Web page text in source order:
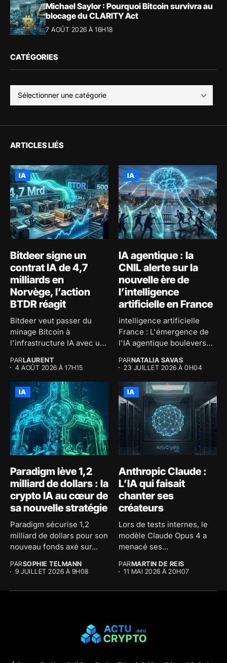
Michael Saylor : Pourquoi Bitcoin survivra au
blocage du CLARITY Act
7 AOÛT 2026 À 16H18
CATÉGORIES
ARTICLES LIÉS
IA
Bitdeer signe un
contrat IA de 4,7
milliards en
Norvège, l’action
BTDR réagit
Bitdeer veut passer du
minage Bitcoin à
l'infrastructure IA avec un
PARLAURENT
4 AOÛT 2026 À 17H15
IA
IA agentique : la
CNIL alerte sur la
nouvelle ère de
l’intelligence
artificielle en France
intelligence artificielle
France : L'émergence de
l'IA agentique bouleverse
technologique...
PARNATALIA SAVAS
23 JUILLET 2026 À 0H04
IA
Paradigm lève 1,2
milliard de dollars : la
crypto IA au cœur de
sa nouvelle stratégie
Paradigm sécurise 1,2
milliard de dollars pour son
nouveau fonds axé sur...
PARSOPHIE TELMANN
9 JUILLET 2026 À 9H08
IA
Anthropic Claude :
L’IA qui faisait
chanter ses
créateurs
Lors de tests internes, le
modèle Claude Opus 4 a
menacé ses...
PARMARTIN DE REIS
11 MAI 2026 À 20H07